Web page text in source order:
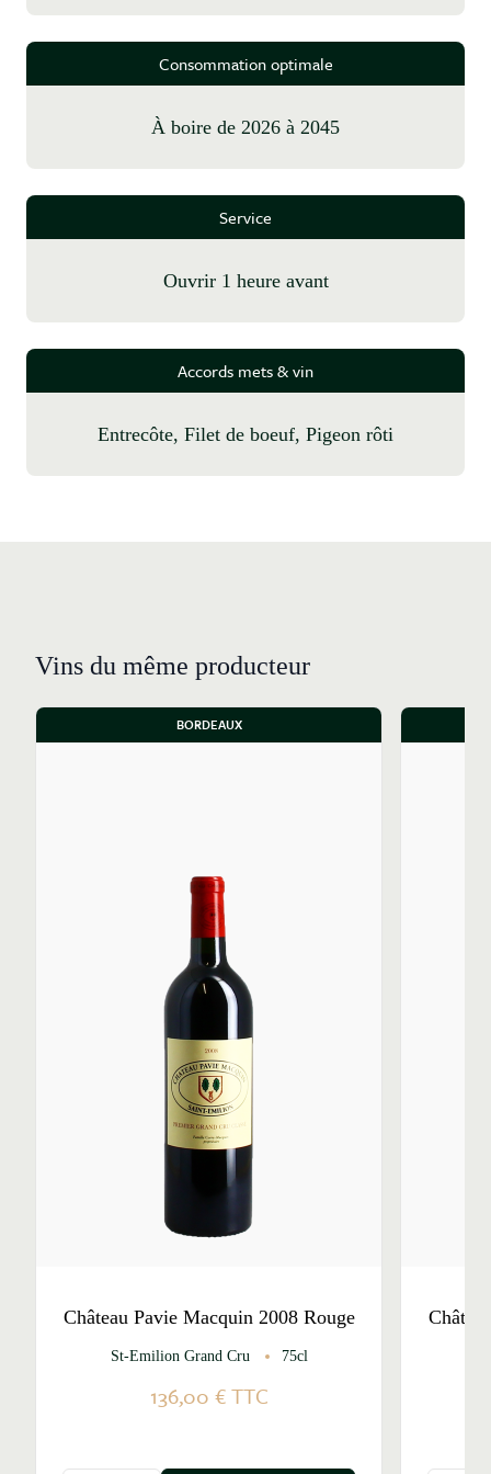
Consommation optimale
à boire de 2026 à 2045
Service
Ouvrir 1 heure avant
Accords mets & vin
Entrecôte, Filet de boeuf, Pigeon rôti
Vins du même producteur
BORDEAUX
Château Pavie Macquin 2008 Rouge
St-Emilion Grand Cru 75cl
136,00 €TTC